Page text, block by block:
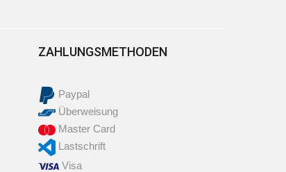
ZAHLUNGSMETHODEN
Paypal
Überweisung
Master Card
Lastschrift
Visa